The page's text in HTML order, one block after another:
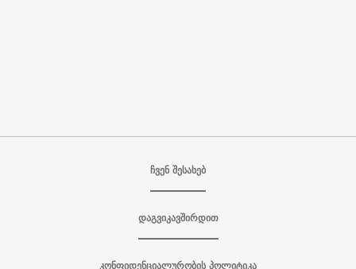
ჩვენ შესახებ
დაგვიკავშირდით
კონფიდენციალურობის პოლიტიკა